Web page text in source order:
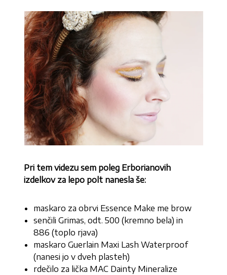
Pri tem videzu sem poleg Erborianovih
izdelkov za lepo polt nanesla še:
maskaro za obrvi Essence Make me brow
senčili Grimas, odt. 500 (kremno bela) in
886 (toplo rjava)
maskaro Guerlain Maxi Lash Waterproof
(nanesi jo v dveh plasteh)
rdečilo za lička MAC Dainty Mineralize